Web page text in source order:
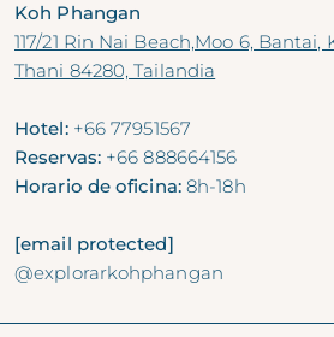
Koh Phangan
117/21 Rin Nai Beach,Moo 6,
Thani 84280, Tailandia
Hotel: +66 77951567
Reservas: +66 888664156
Horario de oficina:8h-18h
[email protected]
@explorarkohphangan